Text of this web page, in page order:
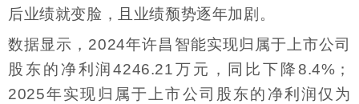
后业绩就变脸，且业绩颓势逐年加剧。
数据显示，2024年许昌智能实现归属于上市公司
股东的净利润4246.21万元，同比下降8.4%；
2025年实现归属于上市公司股东的净利润仅为